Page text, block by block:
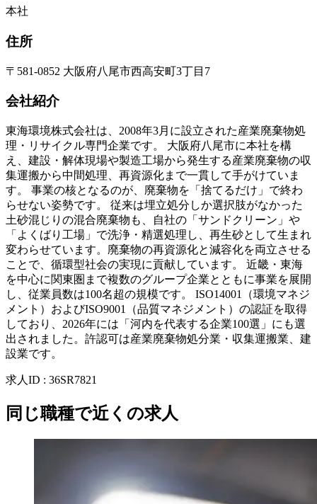
本社
住所
〒581-0852 大阪府八尾市西高安町3丁目7
会社紹介
東海環境株式会社は、2008年3月に設立された産業廃棄物処
理・リサイクル専門企業です。 大阪府八尾市に本社を構
え、建設・解体現場や製造工場から発生する産業廃棄物の収
集運搬から中間処理、再資源化まで一貫して手がけていま
す。 事業の核となるのが、廃棄物を「捨てるだけ」で終わ
らせない姿勢です。 従来は埋立処分しか選択肢がなかった
土砂混じりの混合廃棄物も、自社の「サンドクリーン」や
「よくばり工場」で洗浄・精選処理し、再生砂として生まれ
変わらせています。廃棄物の再資源化と減容化を両立させる
ことで、循環型社会の実現に貢献しています。 近畿・東海
を中心に関東圏まで複数のグループ企業とともに事業を展開
し、従業員数は100名超の規模です。 ISO14001（環境マネジ
メント）およびISO9001（品質マネジメント）の認証を取得
しており、2026年には「河内を代表する企業100選」にも選
出されました。許認可は産業廃棄物処分業・収集運搬業、建
設業です。
求人ID : 36SR7821
同じ職種で近くの求人